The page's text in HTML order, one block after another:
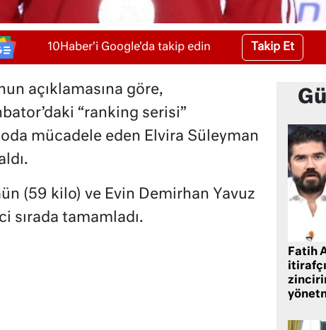
10Haber'i Google'da takip edin Takip Et
açıklamasına göre,
“ranking serisi”
mücadele eden Elvira Süleyman
(59 kilo) ve Evin Demirhan Yavuz
sırada tamamladı.
Fatih